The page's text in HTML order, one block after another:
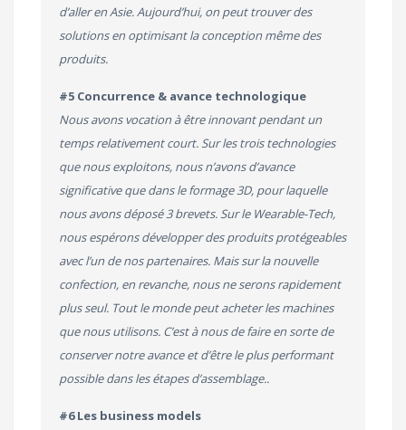
d’aller en Asie. Aujourd’hui, on peut trouver des
solutions en optimisant la conception même des
produits.
#5 Concurrence & avance technologique
Nous avons vocation à être innovant pendant un
temps relativement court. Sur les trois technologies
que nous exploitons, nous n’avons d’avance
significative que dans le formage 3D, pour laquelle
nous avons déposé 3 brevets. Sur le Wearable-Tech,
nous espérons développer des produits protégeables
avec l’un de nos partenaires. Mais sur la nouvelle
confection, en revanche, nous ne serons rapidement
plus seul. Tout le monde peut acheter les machines
que nous utilisons. C’est à nous de faire en sorte de
conserver notre avance et d’être le plus performant
possible dans les étapes d’assemblage..
#6 Les business models